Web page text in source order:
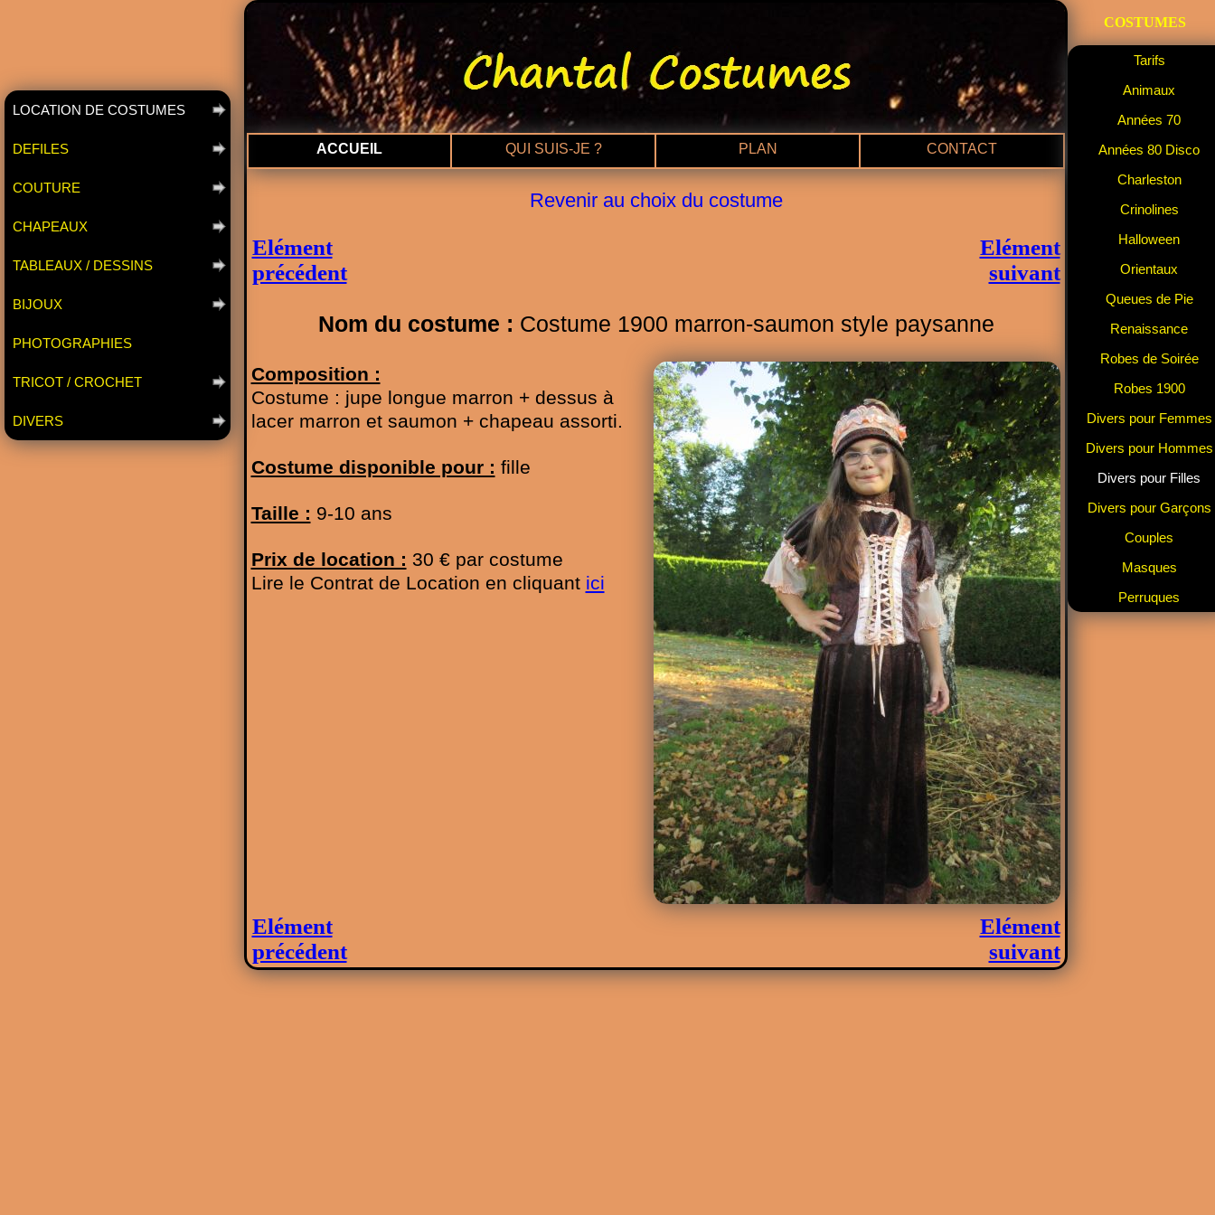
LOCATION DE COSTUMES
DEFILES
COUTURE
CHAPEAUX
TABLEAUX / DESSINS
BIJOUX
PHOTOGRAPHIES
TRICOT / CROCHET
DIVERS
ACCUEIL QUI SUIS-JE ? PLAN CONTACT
Revenir au choix du costume
Elément
précédent
Elément
suivant
Nom du costume : Costume 1900 marron-saumon style paysanne
Composition :
Costume : jupe longue marron + dessus à
lacer marron et saumon + chapeau assorti.
Costume disponible pour : fille
Taille : 9-10 ans
Prix de location : 30 € par costume
Lire le Contrat de Location en cliquant ici
Elément
précédent
Elément
suivant
COSTUMES
Tarifs
Animaux
Années 70
Années 80 Disco
Charleston
Crinolines
Halloween
Orientaux
Queues de Pie
Renaissance
Robes de Soirée
Robes 1900
Divers pour Femmes
Divers pour Hommes
Divers pour Filles
Divers pour Garçons
Couples
Masques
Perruques